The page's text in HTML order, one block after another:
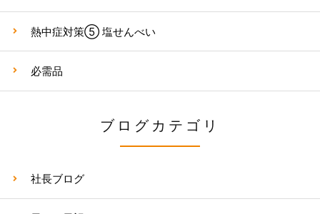
熱中症対策⑤ 塩せんべい
必需品
ブログカテゴリ
社長ブログ